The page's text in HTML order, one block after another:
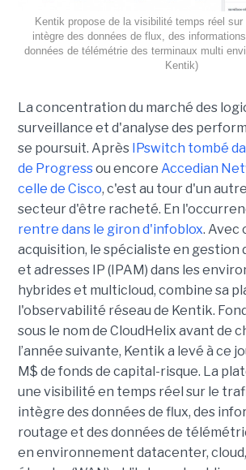
Kentik propose de la visibilité temps réel
intègre des données de flux, des
données de télémétrie des terminaux multi
Kentik)
La concentration du marché des
surveillance et d'analyse des
se poursuit. Après IPswitch tombé
de Progressou encore Accedian
celle de Cisco, c'est au tour d'un
secteur d'être racheté. En
rentre dans le giron d'infoblox. Avec
acquisition, le spécialiste en gestion
et adresses IP (IPAM) dans les
hybrides et multicloud, combine sa
l'observabilité réseau de Kentik.
sous le nom de CloudHelix avant de
l’année suivante, Kentik a levé à ce
M$ de fonds de capital-risque. La
une visibilité en temps réel sur le
intègre des données de flux, des
routage et des données de
en environnement datacenter,